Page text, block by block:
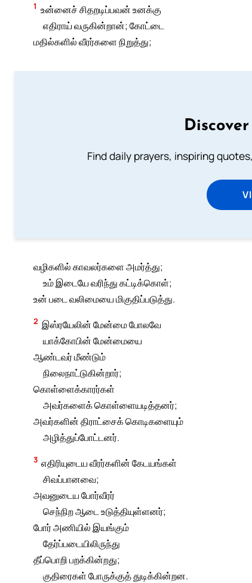
1 உன்னைச் சிதறடிப்பவன் உனக்கு
எதிராய் வருகின்றான்; கோட்டை
மதில்களில் வீரர்களை நிறுத்து;
Find daily prayers, inspiring
வழிகளில் காவலர்களை அமர்த்து;
உம் இடையே வரிந்து கட்டிக்கொள்;
உன் படை வலிமையை மிகுதிப்படுத்து.
2 இஸ்ரயேலின் மேன்மை போலவே
யாக்கோபின் மேன்மையை
ஆண்டவர் மீண்டும்
நிலைநாட்டுகின்றார்;
கொள்ளைக்காரர்கள்
அவர்களைக் கொள்ளையடித்தனர்;
அவர்களின் திராட்சைக் கொடிகளையும்
அழித்துப்போட்டனர்.
3 எதிரியுடைய வீரர்களின் கேடயங்கள்
சிவப்பானவை;
அவனுடைய போர்வீரர்
செந்நிற ஆடை உடுத்தியுள்ளனர்;
போர் அணியில் இயங்கும்
தேர்ப்படையிலிருந்து
தீப்பொறி பறக்கின்றது;
குதிரைகள் போருக்குத் துடிக்கின்றன.